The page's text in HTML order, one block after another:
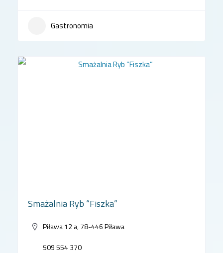
Gastronomia
Smażalnia Ryb “Fiszka”
Piława 12 a, 78-446 Piława
509 554 370